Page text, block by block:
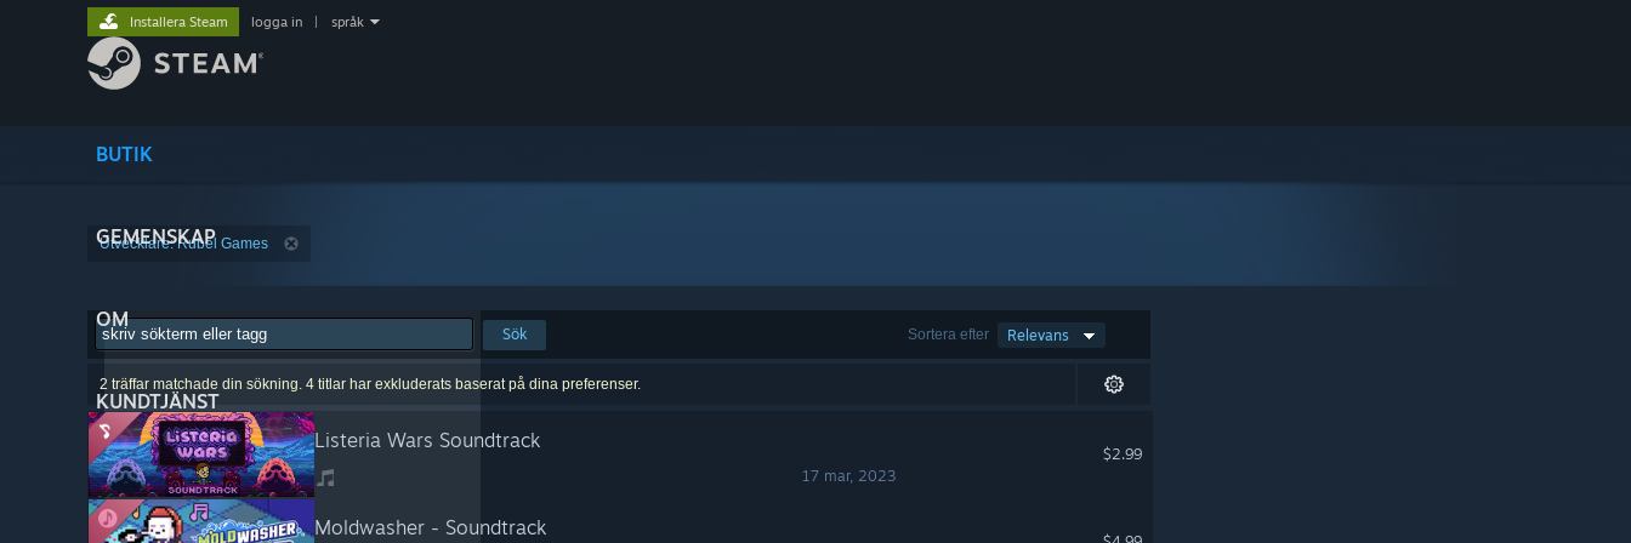
BUTIK
GEMENSKAP
OM
KUNDTJÄNST
Installera Steam logga in språk
Utvecklare: Rubel Games
Sortera efter Relevans
Sök
2 träffar matchade din sökning. 4 titlar har exkluderats baserat på dina preferenser.
Listeria Wars Soundtrack
17 mar, 2023
$2.99
Moldwasher - Soundtrack